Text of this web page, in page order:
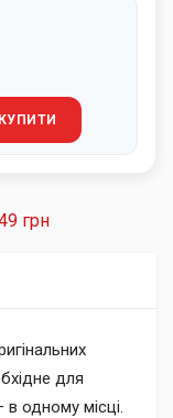
КУПИТИ
грн
для
одному місці.